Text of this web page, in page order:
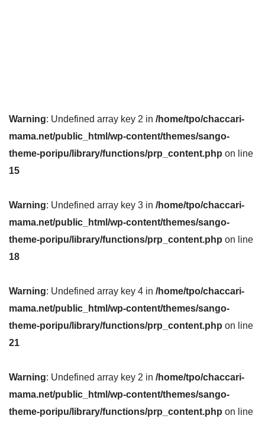
Warning: Undefined array key 2 in /home/tpo/chaccari-
mama.net/public_html/wp-content/themes/sango-
theme-poripu/library/functions/prp_content.php on line
15
Warning: Undefined array key 3 in /home/tpo/chaccari-
mama.net/public_html/wp-content/themes/sango-
theme-poripu/library/functions/prp_content.php on line
18
Warning: Undefined array key 4 in /home/tpo/chaccari-
mama.net/public_html/wp-content/themes/sango-
theme-poripu/library/functions/prp_content.php on line
21
Warning: Undefined array key 2 in /home/tpo/chaccari-
mama.net/public_html/wp-content/themes/sango-
theme-poripu/library/functions/prp_content.php on line